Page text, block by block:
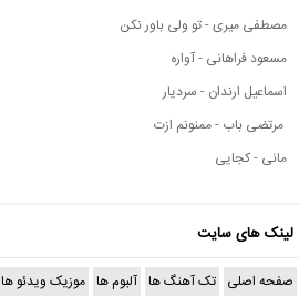
مصطفی میری - تو ولی باور نکن
مسعود فراهانی - آواره
اسماعیل ارندان - سردیار
مرتضی باب - ممنونم ازت
مانی - کجایی
لینک های سایت
صفحه اصلی تک آهنگ ها آلبوم ها موزیک ویدئو ها